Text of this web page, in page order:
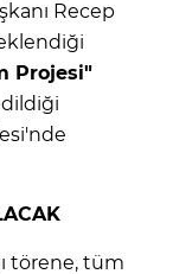
Recep
Projesi"
törene, tüm